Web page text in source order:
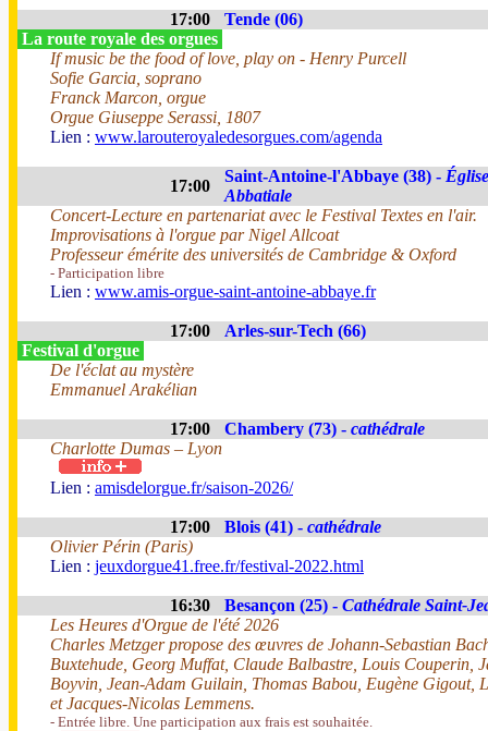
17:00
Tende (06)
La route royale des orgues
If music be the food of love, play on - Henry Purcell
Sofie Garcia, soprano
Franck Marcon, orgue
Orgue Giuseppe Serassi, 1807
Lien : www.larouteroyaledesorgues.com/agenda
17:00
Saint-Antoine-l'Abbaye (38) - Église
Abbatiale
Concert-Lecture en partenariat avec le Festival Textes en l'air.
Improvisations à l'orgue par Nigel Allcoat
Professeur émérite des universités de Cambridge & Oxford
- Participation libre
Lien : www.amis-orgue-saint-antoine-abbaye.fr
17:00
Arles-sur-Tech (66)
Festival d'orgue
De l'éclat au mystère
Emmanuel Arakélian
17:00 Chambery (73) - cathédrale
Charlotte Dumas – Lyon
Lien : amisdelorgue.fr/saison-2026/
17:00 Blois (41) - cathédrale
Olivier Périn (Paris)
Lien : jeuxdorgue41.free.fr/festival-2022.html
16:30 Besançon (25) - Cathédrale Saint-
Les Heures d'Orgue de l'été 2026
Charles Metzger propose des œuvres de Johann-Sebastian
Buxtehude, Georg Muffat, Claude Balbastre, Louis Couperin,
Boyvin, Jean-Adam Guilain, Thomas Babou, Eugène Gigout,
et Jacques-Nicolas Lemmens.
- Entrée libre. Une participation aux frais est souhaitée.